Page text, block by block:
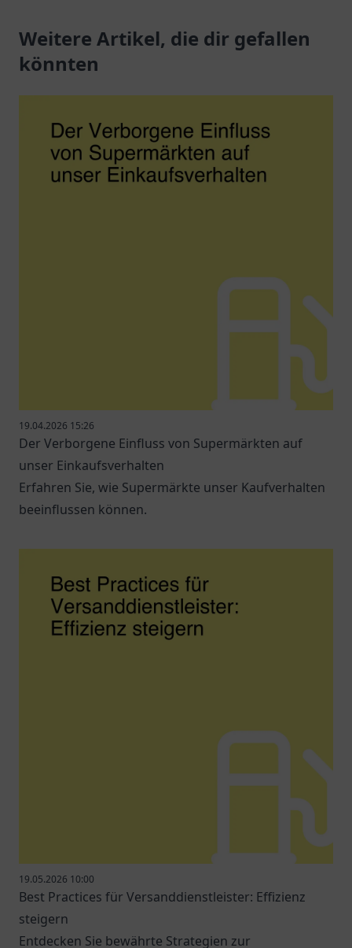
Elektrofahrzeuge.
Weitere Artikel, die dir gefallen
könnten
19.04.2026 15:26
Der Verborgene Einfluss von Supermärkten auf
unser Einkaufsverhalten
Erfahren Sie, wie Supermärkte unser Kaufverhalten
beeinflussen können.
19.05.2026 10:00
Best Practices für Versanddienstleister: Effizienz
steigern
Entdecken Sie bewährte Strategien zur